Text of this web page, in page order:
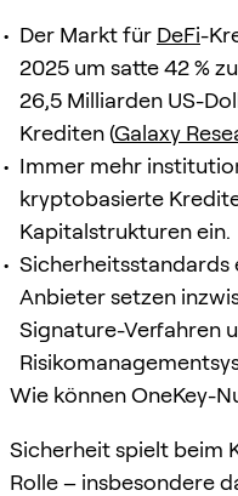
Der Markt für DeFi-
2025 um satte 42 %
26,5 Milliarden US-
Krediten (Galaxy
Immer mehr
kryptobasierte
Kapitalstrukturen ein.
Sicherheitsstandards
Anbieter setzen
Signature-Verfahren
Wie können OneKey-
Sicherheit spielt beim
Rolle – insbesondere